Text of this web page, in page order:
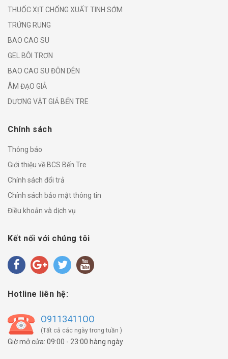
THUỐC XỊT CHỐNG XUẤT TINH SỚM
TRỨNG RUNG
BAO CAO SU
GEL BÔI TRƠN
BAO CAO SU ĐÔN DÊN
ÂM ĐẠO GIẢ
DƯƠNG VẬT GIẢ BẾN TRE
Chính sách
Thông báo
Giới thiệu về BCS Bến Tre
Chính sách đổi trả
Chính sách bảo mật thông tin
Điều khoản và dịch vụ
Kết nối với chúng tôi
Hotline liên hệ:
O9113411OO
(Tất cả các ngày trong tuần )
Giờ mở cửa: 09:00 - 23:00 hàng ngày